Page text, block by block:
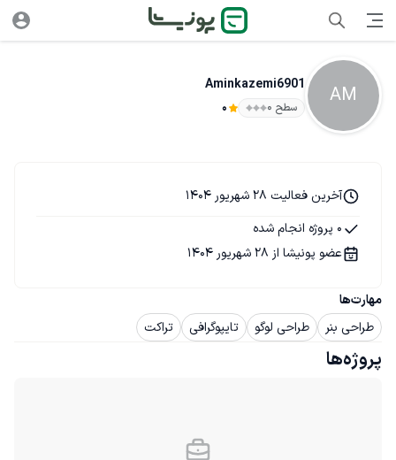
AM
Aminkazemi6901
سطح ۰ 0
مهارت‌ها
طراحی بنر
طراحی لوگو تایپوگرافی تراکت
آخرین فعالیت 28 شهریور 1404
0 پروژه انجام شده
عضو پونیشا از 28 شهریور 1404
پروژه‌ها